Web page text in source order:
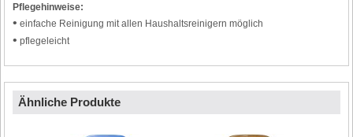
Pflegehinweise:
• einfache Reinigung mit allen Haushaltsreinigern möglich
• pflegeleicht
Ähnliche Produkte